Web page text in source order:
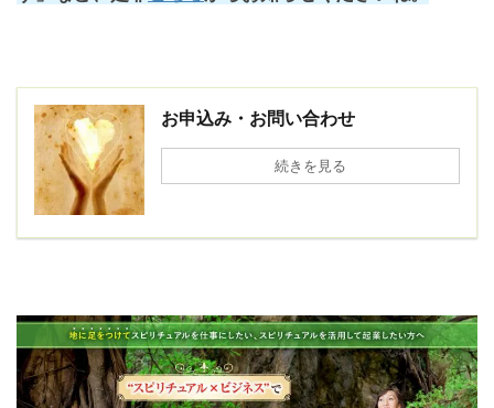
お申込み・お問い合わせ
続きを見る